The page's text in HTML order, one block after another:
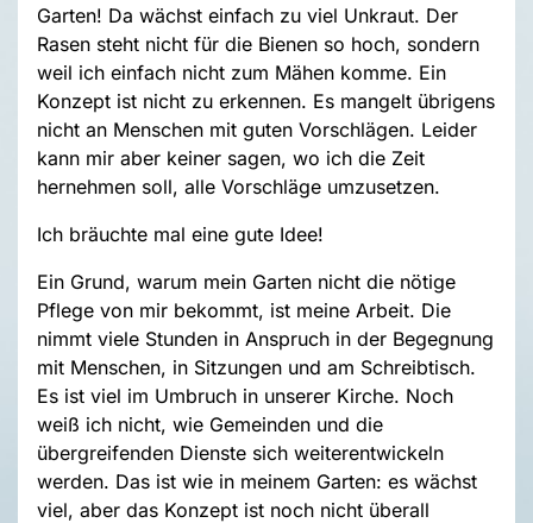
Garten! Da wächst einfach zu viel Unkraut. Der
Rasen steht nicht für die Bienen so hoch, sondern
weil ich einfach nicht zum Mähen komme. Ein
Konzept ist nicht zu erkennen. Es mangelt übrigens
nicht an Menschen mit guten Vorschlägen. Leider
kann mir aber keiner sagen, wo ich die Zeit
hernehmen soll, alle Vorschläge umzusetzen.
Ich bräuchte mal eine gute Idee!
Ein Grund, warum mein Garten nicht die nötige
Pflege von mir bekommt, ist meine Arbeit. Die
nimmt viele Stunden in Anspruch in der Begegnung
mit Menschen, in Sitzungen und am Schreibtisch.
Es ist viel im Umbruch in unserer Kirche. Noch
weiß ich nicht, wie Gemeinden und die
übergreifenden Dienste sich weiterentwickeln
werden. Das ist wie in meinem Garten: es wächst
viel, aber das Konzept ist noch nicht überall